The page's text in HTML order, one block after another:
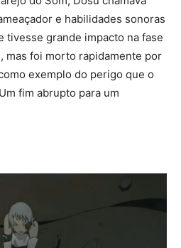
e habilidades sonoras
tivesse grande impacto na fase
mas foi morto rapidamente por
exemplo do perigo que o
fim abrupto para um